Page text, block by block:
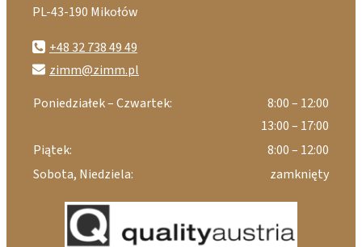
PL-43-190 Mikołów
+48 32 738 49 49
zimm@zimm.pl
Poniedziałek – Czwartek:
8:00 – 12:00
13:00 – 17:00
Piątek:
8:00 – 12:00
Sobota, Niedziela:
zamknięty